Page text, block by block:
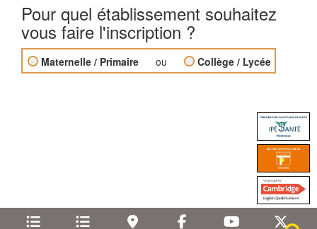
Pour quel établissement souhaitez
vous faire l'inscription ?
Maternelle / Primaire ou Collège / Lycée